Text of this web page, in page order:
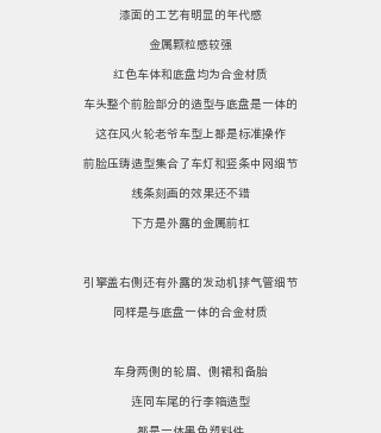
漆面的工艺有明显的年代感
金属颗粒感较强
红色车体和底盘均为合金材质
车头整个前脸部分的造型与底盘是一体的
这在风火轮老爷车型上都是标准操作
前脸压铸造型集合了车灯和竖条中网细节
线条刻画的效果还不错
下方是外露的金属前杠
引擎盖右侧还有外露的发动机排气管细节
同样是与底盘一体的合金材质
车身两侧的轮眉、侧裙和备胎
连同车尾的行李箱造型